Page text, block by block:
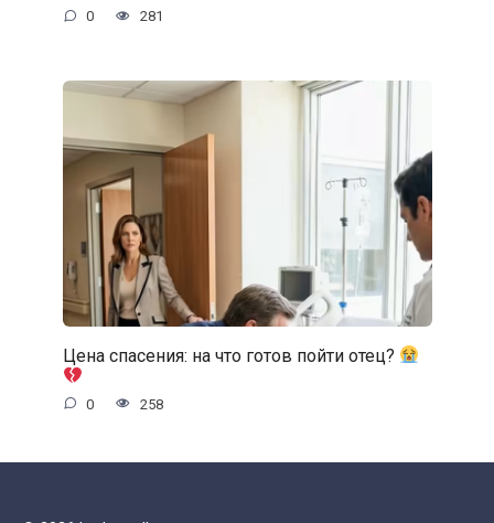
0 281
Цена спасения: на что готов пойти отец?
0 258